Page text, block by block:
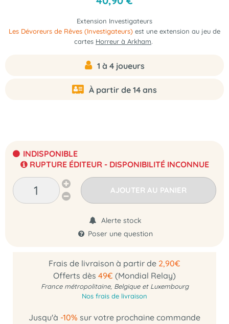
Extension Investigateurs
Les Dévoreurs de Rêves (Investigateurs) est une extension au jeu de
cartes Horreur à Arkham.
1 à 4 joueurs
À partir de 14 ans
INDISPONIBLE
RUPTURE ÉDITEUR - DISPONIBILITÉ INCONNUE
AJOUTER AU PANIER
Alerte stock
Poser une question
Frais de livraison à partir de 2,90€
Offerts dès 49€ (Mondial Relay)
France métropolitaine, Belgique et Luxembourg
Nos frais de livraison
Jusqu'à -10% sur votre prochaine commande